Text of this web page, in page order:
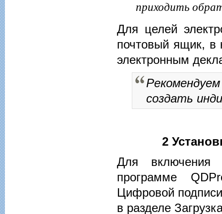
приходить
Для целей
почтовый ящик, в
электронным
создать
2
Для включения
программе
Цифровой
в разделе